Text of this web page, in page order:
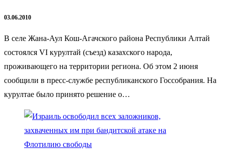
03.06.2010
В селе Жана-Аул Кош-Агачского района Республики Алтай
состоялся VI курултай (съезд) казахского народа,
проживающего на территории региона. Об этом 2 июня
сообщили в пресс-службе республиканского Госсобрания. На
курултае было принято решение о…